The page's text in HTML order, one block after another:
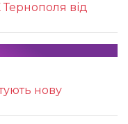
від
нову